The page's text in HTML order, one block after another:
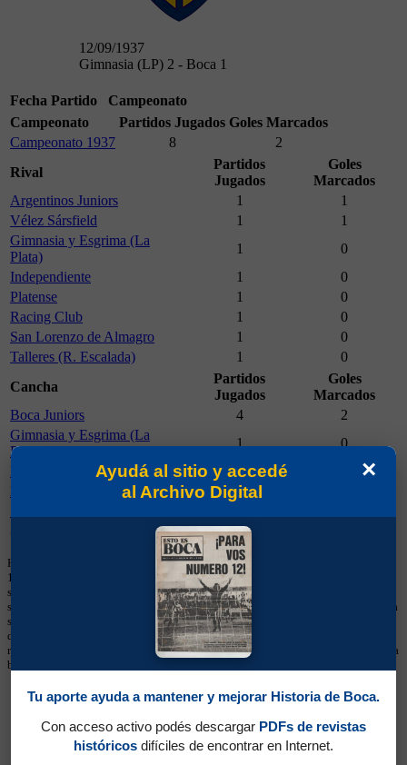
12/09/1937
Gimnasia (LP) 2 - Boca 1
Fecha Partido
Campeonato
Campeonato
Partidos Jugados Goles Marcados
Campeonato 1937
8
2
Rival
Partidos
Jugados
Goles
Marcados
Argentinos Juniors
1
1
Vélez Sársfield
1
1
Gimnasia y Esgrima (La
Plata)
1
0
Independiente
1
0
Platense
1
0
Racing Club
1
0
San Lorenzo de Almagro
1
0
Talleres (R. Escalada)
1
0
Cancha
Partidos
Jugados
Goles
Marcados
Boca Juniors
4
2
Gimnasia y Esgrima (La
Plata)
1
0
1
1
Partidos Jugados Goles Marcados
Hay que tener en cuenta que los números en las casacas comenzaron a usarse en
1949 y que hasta 1997 eran consecutivos, no fijos. Esa información aparecía
sólo de manera esporádica en los medios, por lo que los datos brindados aquí
son necesariamente parciales. En los torneos de la Confederación Sudamericana
se utiliza numeración fija desde sus primeras ediciones y, cuando ese dato está
disponible, se muestra en esta sección. Estos listados no deben considerarse
récords históricos totales, sino registros limitados a la información cargada en la
base.
×
Ayudá al sitio y accedé
al Archivo Digital
Tu aporte ayuda a mantener y mejorar Historia de Boca.
Con acceso activo podés descargar PDFs de revistas
históricos difíciles de encontrar en Internet.